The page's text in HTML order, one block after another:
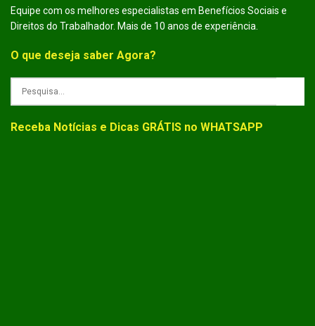
Equipe com os melhores especialistas em Benefícios Sociais e
Direitos do Trabalhador. Mais de 10 anos de experiência.
O que deseja saber Agora?
Receba Notícias e Dicas GRÁTIS no WHATSAPP